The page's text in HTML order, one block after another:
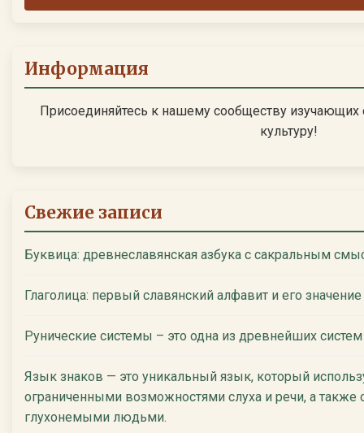
Информация
Присоединяйтесь к нашему сообществу изучающих
культуру!
Свежие записи
Буквица: древнеславянская азбука с сакральным
Глаголица: первый славянский алфавит и его
Рунические системы – это одна из древнейших
Язык знаков — это уникальный язык, который
ограниченными возможностями слуха и речи, а также
глухонемыми людьми.